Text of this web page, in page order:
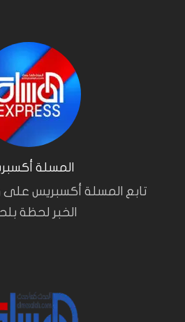
المسلة
تابع المسلة أكسبريس على
الخبر لحظة